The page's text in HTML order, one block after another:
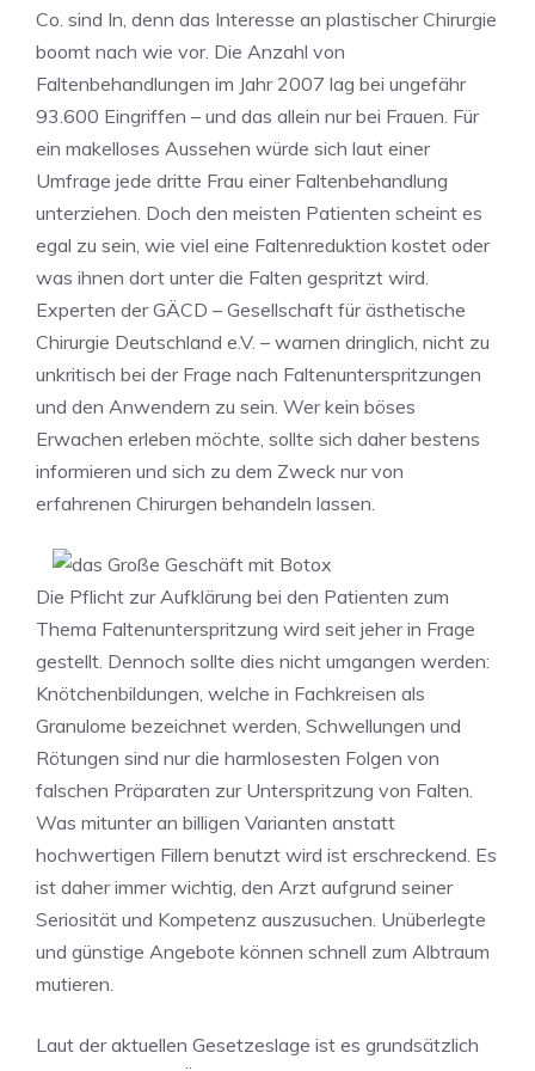
Co. sind In, denn das Interesse an plastischer Chirurgie
boomt nach wie vor. Die Anzahl von
Faltenbehandlungen im Jahr 2007 lag bei ungefähr
93.600 Eingriffen – und das allein nur bei Frauen. Für
ein makelloses Aussehen würde sich laut einer
Umfrage jede dritte Frau einer Faltenbehandlung
unterziehen. Doch den meisten Patienten scheint es
egal zu sein, wie viel eine Faltenreduktion kostet oder
was ihnen dort unter die Falten gespritzt wird.
Experten der GÄCD – Gesellschaft für ästhetische
Chirurgie Deutschland e.V. – warnen dringlich, nicht zu
unkritisch bei der Frage nach Faltenunterspritzungen
und den Anwendern zu sein. Wer kein böses
Erwachen erleben möchte, sollte sich daher bestens
informieren und sich zu dem Zweck nur von
erfahrenen Chirurgen behandeln lassen.
Die Pflicht zur Aufklärung bei den Patienten zum
Thema Faltenunterspritzung wird seit jeher in Frage
gestellt. Dennoch sollte dies nicht umgangen werden:
Knötchenbildungen, welche in Fachkreisen als
Granulome bezeichnet werden, Schwellungen und
Rötungen sind nur die harmlosesten Folgen von
falschen Präparaten zur Unterspritzung von Falten.
Was mitunter an billigen Varianten anstatt
hochwertigen Fillern benutzt wird ist erschreckend. Es
ist daher immer wichtig, den Arzt aufgrund seiner
Seriosität und Kompetenz auszusuchen. Unüberlegte
und günstige Angebote können schnell zum Albtraum
mutieren.
Laut der aktuellen Gesetzeslage ist es grundsätzlich